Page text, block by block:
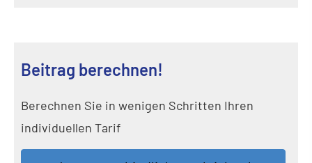
Beitrag berechnen!
Berechnen Sie in wenigen Schritten Ihren
individuellen Tarif